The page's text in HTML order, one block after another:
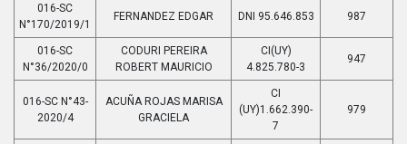
016-SC
N°170/2019/1
FERNANDEZ EDGAR DNI 95.646.853 987
016-SC
N°36/2020/0
CODURI PEREIRA
ROBERT MAURICIO
CI(UY)
4.825.780-3
947
016-SC N°43-
2020/4
ACUÑA ROJAS MARISA
GRACIELA
CI
(UY)1.662.390-
7
979